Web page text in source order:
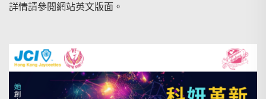
詳情請參閱網站英文版面。